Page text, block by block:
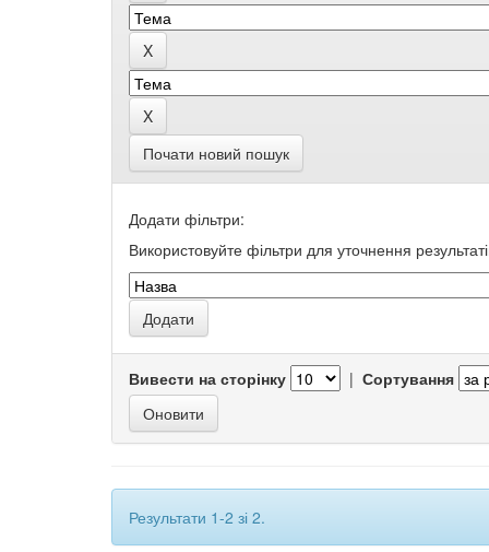
Почати новий пошук
Додати фільтри:
Використовуйте фільтри для уточнення
Вивести на сторінку | Сортування
Результати 1-2 зі 2.